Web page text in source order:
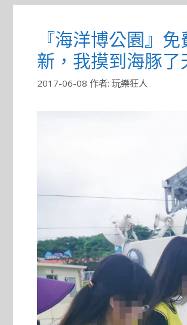
『海洋博公園』
新，我摸到海豚了
2017-06-08 作者: 玩樂狂人